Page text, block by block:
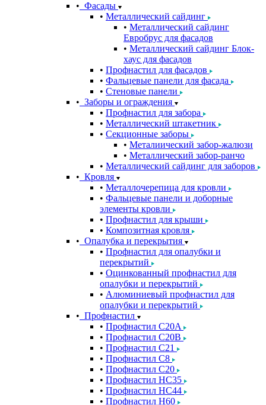
Фасады
Металлический сайдинг
Металлический сайдинг
Евробрус для фасадов
Металлический сайдинг Блок-
хаус для фасадов
Профнастил для фасадов
Фальцевые панели для фасада
Стеновые панели
Заборы и ограждения
Профнастил для забора
Металлический штакетник
Секционные заборы
Металиический забор-жалюзи
Металлический забор-ранчо
Металлический сайдинг для заборов
Кровля
Металлочерепица для кровли
Фальцевые панели и доборные
элементы кровли
Профнастил для крыши
Композитная кровля
Опалубка и перекрытия
Профнастил для опалубки и
перекрытий
Оцинкованный профнастил для
опалубки и перекрытий
Алюминиевый профнастил для
опалубки и перекрытий
Профнастил
Профнастил С20A
Профнастил С20B
Профнастил С21
Профнастил С8
Профнастил С20
Профнастил НС35
Профнастил НС44
Профнастил Н60